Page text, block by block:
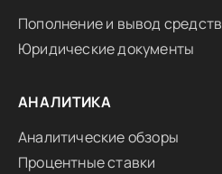
Пополнение и вывод средств
Юридические документы
АНАЛИТИКА
Аналитические обзоры
Процентные ставки